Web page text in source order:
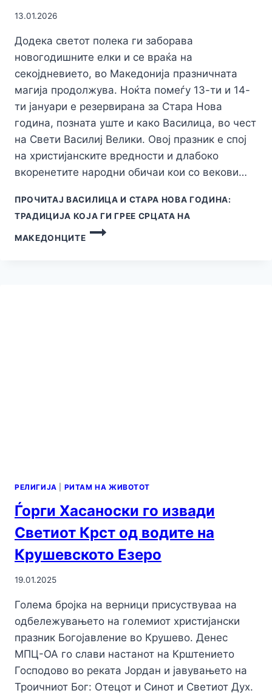
13.01.2026
Додека светот полека ги заборава
новогодишните елки и се враќа на
секојдневието, во Македонија празничната
магија продолжува. Ноќта помеѓу 13-ти и 14-
ти јануари е резервирана за Стара Нова
година, позната уште и како Василица, во чест
на Свети Василиј Велики. Овој празник е спој
на христијанските вредности и длабоко
вкоренетите народни обичаи кои со векови…
ПРОЧИТАЈ ВАСИЛИЦА И СТАРА НОВА ГОДИНА:
ТРАДИЦИЈА КОЈА ГИ ГРЕЕ СРЦАТА НА
МАКЕДОНЦИТЕ
РЕЛИГИЈА РИТАМ НА ЖИВОТОТ
Ѓорги Хасаноски го извади
Светиот Крст од водите на
Крушевското Езеро
19.01.2025
Голема бројка на верници присуствуваа на
одбележувањето на големиот христијански
празник Богојавление во Крушево. Денес
МПЦ-ОА го слави настанот на Крштението
Господово во реката Јордан и јавувањето на
Троичниот Бог: Отецот и Синот и Светиот Дух.